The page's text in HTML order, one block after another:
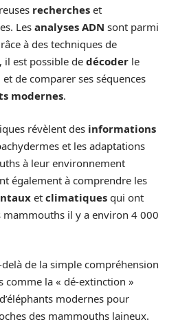
recherches et
Lesanalyses ADN sont parmi
à des techniques de
, il est possible de décoder le
de comparer ses séquences
modernes.
révèlent des informations
et les adaptations
à leur environnement
également à comprendre les
et climatiques qui ont
mammouths il y a environ 4 000
de la simple compréhension
comme la « dé-extinction »
d’éléphants modernes pour
des mammouths laineux.